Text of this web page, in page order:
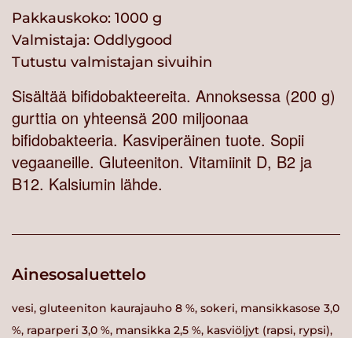
Pakkauskoko: 1000 g
Valmistaja: Oddlygood
Tutustu valmistajan sivuihin
Sisältää bifidobakteereita. Annoksessa (200 g)
gurttia on yhteensä 200 miljoonaa
bifidobakteeria. Kasviperäinen tuote. Sopii
vegaaneille. Gluteeniton. Vitamiinit D, B2 ja
B12. Kalsiumin lähde.
Ainesosaluettelo
vesi, gluteeniton kaurajauho 8 %, sokeri, mansikkasose 3,0
%, raparperi 3,0 %, mansikka 2,5 %, kasviöljyt (rapsi, rypsi),